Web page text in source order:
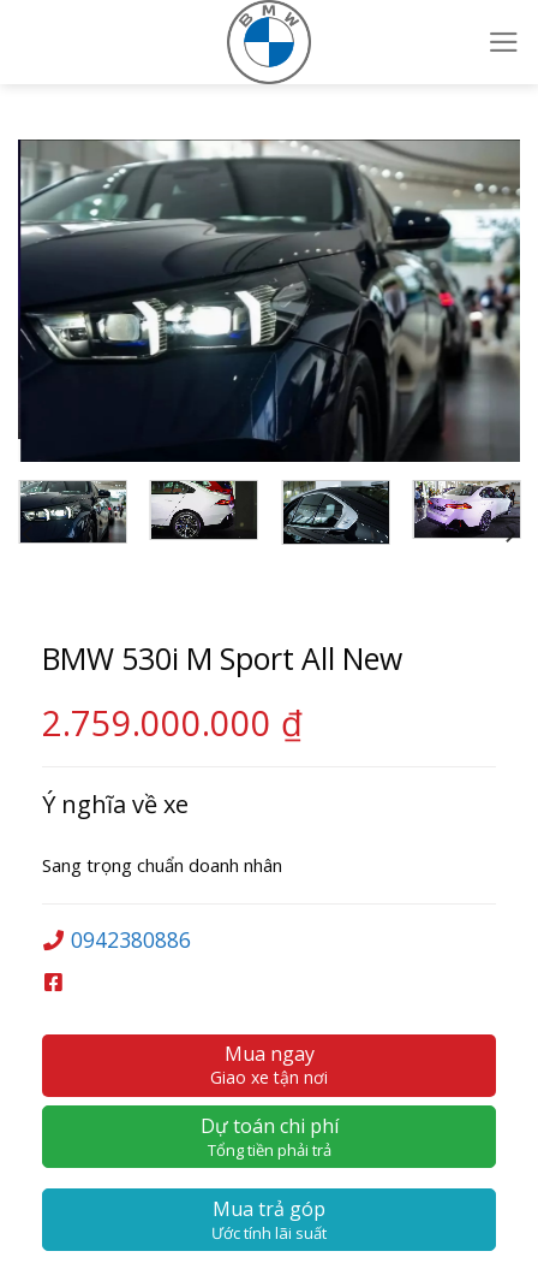
BMW 530i M Sport All New
2.759.000.000 ₫
Ý nghĩa về xe
Mua ngay
Giao xe tận nơi
Dự toán chi phí
Tổng tiền phải trả
Mua trả góp
Ước tính lãi suất